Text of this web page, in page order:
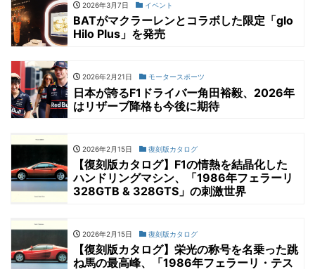
2026年3月7日 イベント
BATがマクラーレンとコラボした限定「glo
Hilo Plus」を発売
2026年2月21日 モータースポーツ
日本が誇るF1ドライバー角田裕毅、2026年
はリザーブ降格も今後に期待
2026年2月15日 復刻版カタログ
【復刻版カタログ】F1の情熱を結晶化した
ハンドリングマシン、「1986年フェラーリ
328GTB & 328GTS」の刺激世界
2026年2月15日 復刻版カタログ
【復刻版カタログ】栄光の称号を名乗った跳
ね馬の最高峰、「1986年フェラーリ・テス